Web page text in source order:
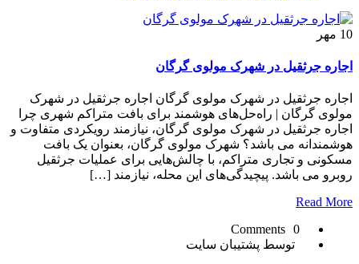
10 مهر
اجاره جرثقیل در شهرک مولوی گرگان
اجاره جرثقیل در شهرک مولوی گرگان اجاره جرثقیل در شهرک
مولوی گرگان | راه‌حل‌های هوشمند برای بافت متراکم شهری چرا
اجاره جرثقیل در شهرک مولوی گرگان، نیازمند رویکردی متفاوت و
هوشمندانه می باشد؟ شهرک مولوی گرگان، بعنوان یک بافت
مسکونی و تجاری متراکم، با چالش‌هایی برای عملیات جرثقیل
روبرو می باشد. پیچیدگی‌های این محله، نیازمند […]
Read More
0 Comments
توسط پشتیبان سایت